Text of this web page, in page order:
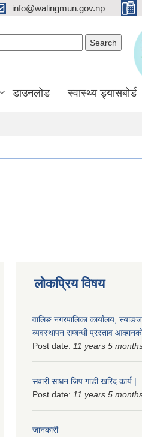
info@walingmun.gov.np
डाउनलोड स्वास्थ्य ड्यासबोर्ड
लोकप्रिय विषय
वालिङ नगरपालिका कार्यालय,
व्यवस्थापन सम्बन्धी प्रस्ताव
Post date: 11 years 5
सवारी साधन जिप गाडी खरिद कार्य |
Post date: 11 years 5
जानकारी